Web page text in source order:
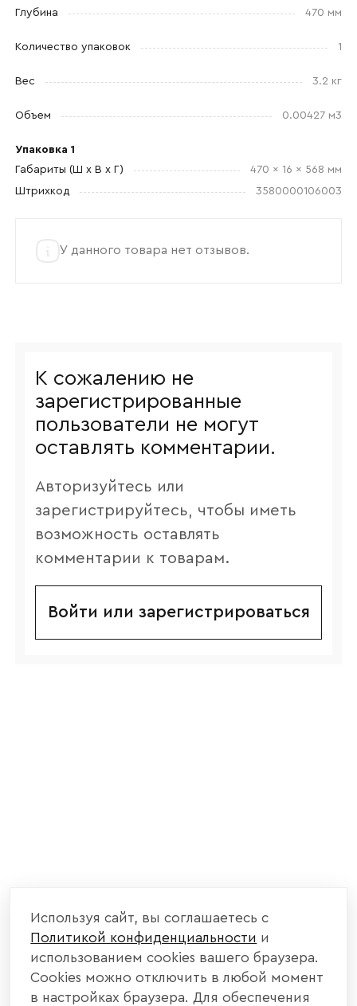
Глубина 470 мм
Количество упаковок 1
Вес 3.2 кг
Объем 0.00427 м3
Упаковка 1
Габариты (Ш x В x Г)
470 x 16 x 568 мм
Штрихкод
3580000106003
У данного товара нет отзывов.
К сожалению не
зарегистрированные
пользователи не могут
оставлять комментарии.
Авторизуйтесь или
зарегистрируйтесь, чтобы иметь
возможность оставлять
комментарии к товарам.
Войти или зарегистрироваться
Прикрепите логотип
Отправить
Используя сайт, вы соглашаетесь с
Политикой конфиденциальности и
использованием cookies вашего браузера.
Cookies можно отключить в любой момент
в настройках браузера. Для обеспечения